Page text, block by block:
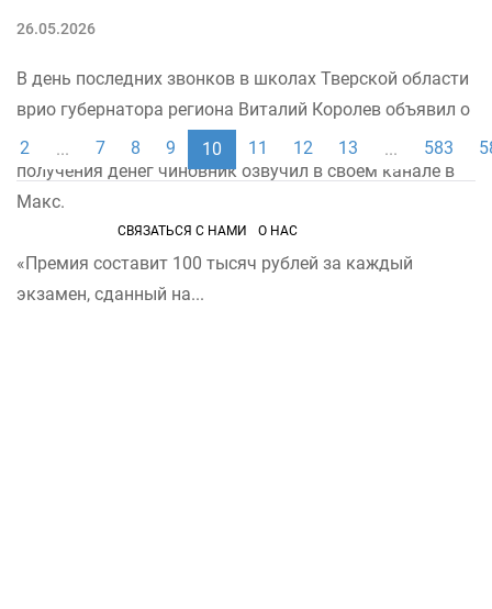
26.05.2026
В день последних звонков в школах Тверской области
врио губернатора региона Виталий Королев объявил о
решении поощрить некоторых выпускников. Условия
получения денег чиновник озвучил в своем канале в
Макс.
«Премия составит 100 тысяч рублей за каждый
экзамен, сданный на...
2 ... 7 8 9 10 11 12 13 ... 583
СВЯЗАТЬСЯ С НАМИ О НАС